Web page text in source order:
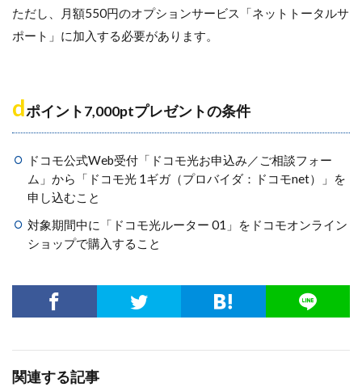
ただし、月額550円のオプションサービス「ネットトータルサ
ポート」に加入する必要があります。
dポイント7,000ptプレゼントの条件
ドコモ公式Web受付「ドコモ光お申込み／ご相談フォー
ム」から「ドコモ光 1ギガ（プロバイダ：ドコモnet）」を
申し込むこと
対象期間中に「ドコモ光ルーター 01」をドコモオンライン
ショップで購入すること
関連する記事